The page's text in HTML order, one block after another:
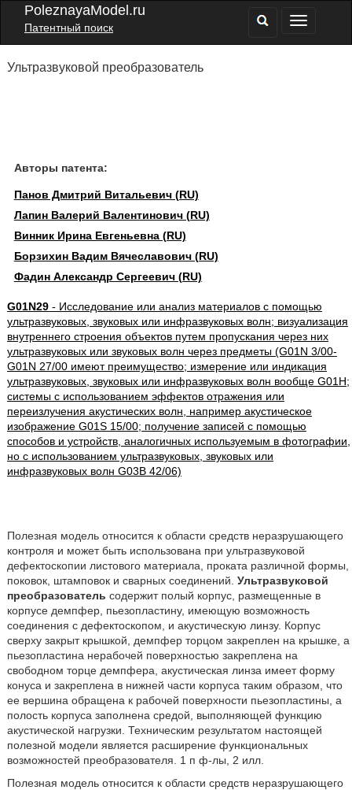
PoleznayaModel.ru
Патентный поиск
Ультразвуковой преобразователь
Авторы патента:
Панов Дмитрий Витальевич (RU)
Лапин Валерий Валентинович (RU)
Винник Ирина Евгеньевна (RU)
Борзихин Вадим Вячеславович (RU)
Фадин Александр Сергеевич (RU)
G01N29- Исследование или анализ материалов с помощью
ультразвуковых, звуковых или инфразвуковых волн; визуализация
внутреннего строения объектов путем пропускания через них
ультразвуковых или звуковых волн через предметы (G01N 3/00-
G01N 27/00 имеют преимущество; измерение или индикация
ультразвуковых, звуковых или инфразвуковых волн вообще G01H;
системы с использованием эффектов отражения или
переизлучения акустических волн, например акустическое
изображение G01S 15/00; получение записей с помощью
способов и устройств, аналогичных используемым в фотографии,
но с использованием ультразвуковых, звуковых или
инфразвуковых волн G03B 42/06)
Полезная модель относится к области средств неразрушающего
контроля и может быть использована при ультразвуковой
дефектоскопии листового материала, проката различной формы,
поковок, штамповок и сварных соединений. Ультразвуковой
преобразователь содержит полый корпус, размещенные в
корпусе демпфер, пьезопластину, имеющую возможность
соединения с дефектоскопом, и акустическую линзу. Корпус
сверху закрыт крышкой, демпфер торцом закреплен на крышке, а
пьезопластина нерабочей поверхностью закреплена на
свободном торце демпфера, акустическая линза имеет форму
конуса и закреплена в нижней части корпуса таким образом, что
ее вершина обращена к рабочей поверхности пьезопластины, а
полость корпуса заполнена средой, выполняющей функцию
акустической нагрузки. Техническим результатом настоящей
полезной модели является расширение функциональных
возможностей преобразователя. 1 п ф-лы, 2 илл.
Полезная модель относится к области средств неразрушающего